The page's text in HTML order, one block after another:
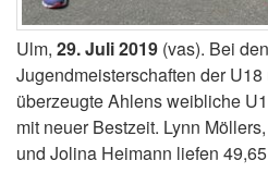
Ulm, 29. Juli 2019 (vas). Bei
Jugendmeisterschaften der
überzeugte Ahlens weibliche
mit neuer Bestzeit. Lynn
und Jolina Heimann liefen